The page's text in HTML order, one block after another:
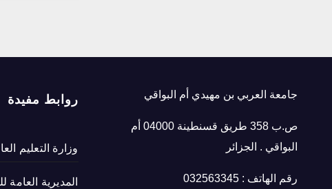
جامعة العربي بن مهيدي أم البواقي
ص.ب 358 طريق قسنطينة 04000 أم
البواقي . الجزائر
رقم الهاتف : 032563345
روابط مفيدة
وزارة التعليم
المديرية العامة